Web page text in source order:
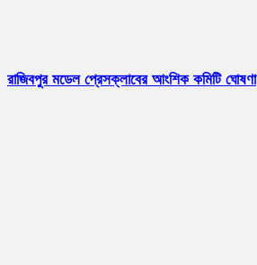
রাজিবপুর মডেল প্রেসক্লাবের আংশিক কমিটি ঘোষণা